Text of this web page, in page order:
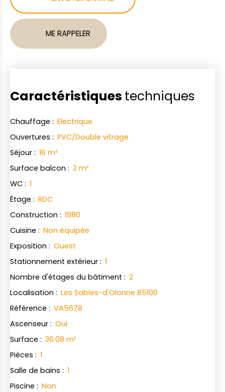
ME RAPPELER
Caractéristiques techniques
Chauffage : Electrique
Ouvertures : PVC/Double vitrage
Séjour : 16 m²
Surface balcon : 2 m²
WC : 1
Étage : RDC
Construction : 1980
Cuisine : Non équipée
Exposition : Ouest
Stationnement extérieur : 1
Nombre d'étages du bâtiment : 2
Localisation : Les Sables-d'Olonne 85100
Référence : VA5678
Ascenseur : Oui
Surface : 36.08 m²
Pièces : 1
Salle de bains : 1
Piscine : Non